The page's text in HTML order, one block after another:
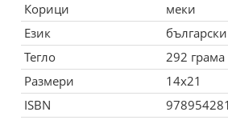
Корици
меки
Език
български
Тегло
292 грама
Размери
14x21
ISBN